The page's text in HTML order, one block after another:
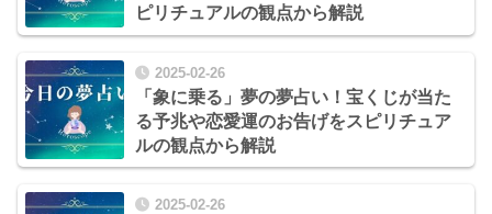
ピリチュアルの観点から解説
2025-02-26
「象に乗る」夢の夢占い！宝くじが当た
る予兆や恋愛運のお告げをスピリチュア
ルの観点から解説
2025-02-26